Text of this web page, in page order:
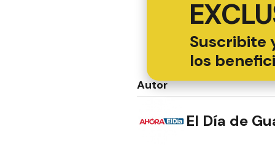
Suscribite
los
Autor
El Día de